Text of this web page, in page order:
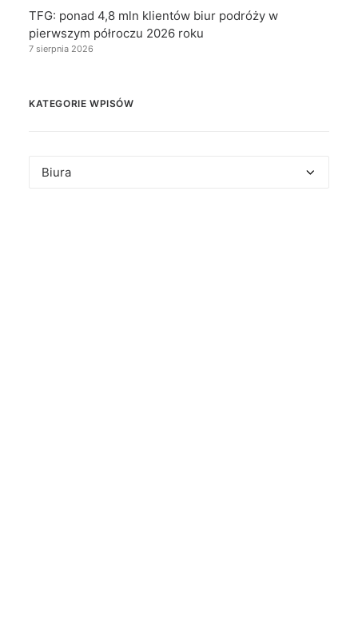
TFG: ponad 4,8 mln klientów biur podróży w
pierwszym półroczu 2026 roku
7 sierpnia 2026
KATEGORIE WPISÓW
Kategorie